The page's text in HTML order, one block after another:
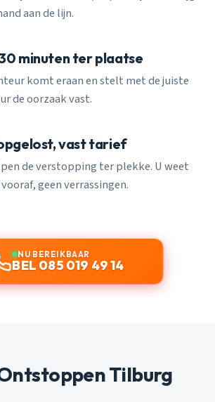
aan de lijn.
minuten ter plaatse
komt eraan en stelt met de juiste
de oorzaak vast.
vast tarief
de verstopping ter plekke. U weet
geen verrassingen.
NU BEREIKBAAR
BEL 085 019 49 14
Tilburg